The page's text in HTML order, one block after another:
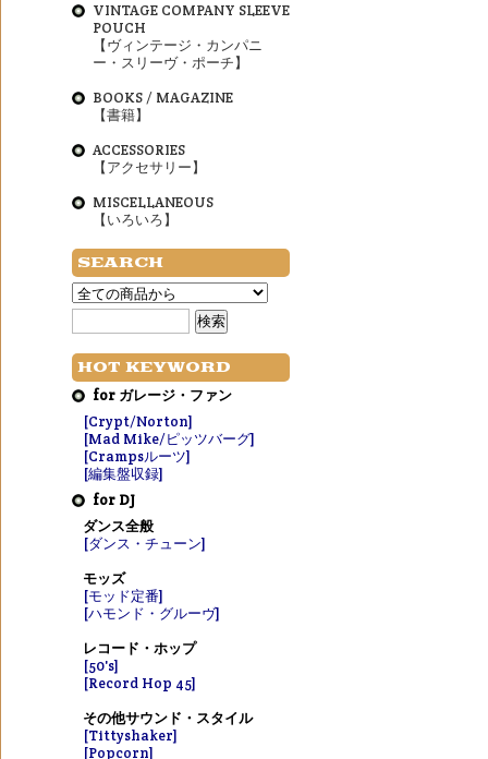
VINTAGE COMPANY SLEEVE
POUCH
【ヴィンテージ・カンパニ
ー・スリーヴ・ポーチ】
BOOKS / MAGAZINE
【書籍】
ACCESSORIES
【アクセサリー】
MISCELLANEOUS
【いろいろ】
SEARCH
HOT KEYWORD
for ガレージ・ファン
[Crypt/Norton]
[Mad Mike/ピッツバーグ]
[Crampsルーツ]
[編集盤収録]
for DJ
ダンス全般
[ダンス・チューン]
モッズ
[モッド定番]
[ハモンド・グルーヴ]
レコード・ホップ
[50's]
[Record Hop 45]
その他サウンド・スタイル
[Tittyshaker]
[Popcorn]